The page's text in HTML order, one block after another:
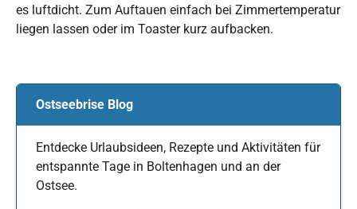
es luftdicht. Zum Auftauen einfach bei Zimmertemperatur
liegen lassen oder im Toaster kurz aufbacken.
Ostseebrise Blog
Entdecke Urlaubsideen, Rezepte und Aktivitäten für
entspannte Tage in Boltenhagen und an der
Ostsee.